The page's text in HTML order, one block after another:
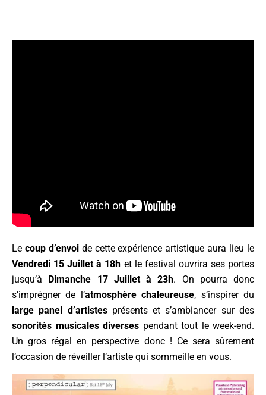
Le coup d’envoide cette expérience artistique aura lieu le
Vendredi 15 Juillet à 18h et le festival ouvrira ses portes
jusqu’à Dimanche 17 Juillet à 23h. On pourra donc
s’imprégner de l’atmosphère chaleureuse, s’inspirer du
large panel d’artistesprésents et s’ambiancer sur des
sonorités musicales diverses pendant tout le week-end.
Un gros régal en perspective donc ! Ce sera sûrement
l’occasion de réveiller l’artiste qui sommeille en vous.